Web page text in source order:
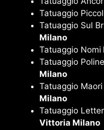
Tatuaggio
Tatuaggio Sul
Milano
Tatuaggio Nomi
Tatuaggio
Milano
Tatuaggio
Milano
Tatuaggio
Vittoria Milano